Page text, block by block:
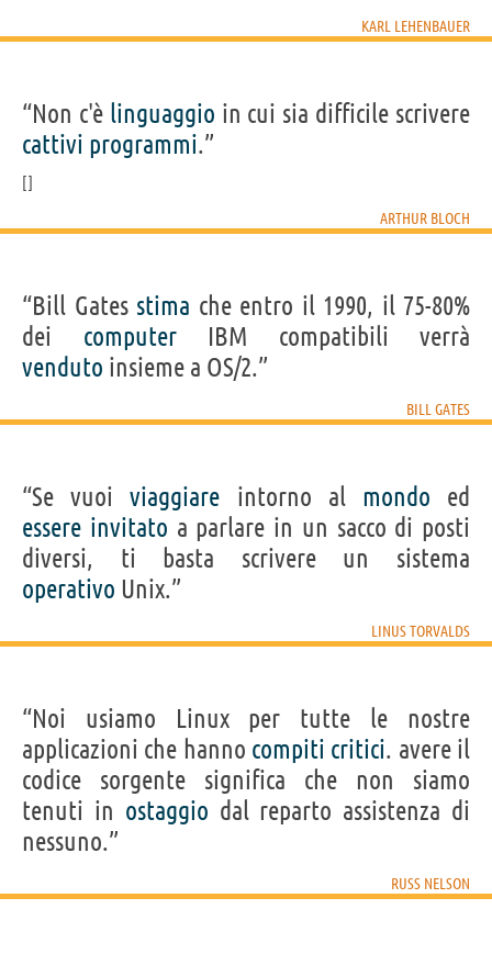
KARL LEHENBAUER
“Non c'è linguaggio in cui sia difficile scrivere
cattivi programmi.”
ARTHUR BLOCH
“Bill Gates stima che entro il 1990, il 75-80%
dei computerIBM compatibili verrà
venduto insieme a OS/2.”
BILL GATES
“Se vuoiviaggiare intorno al mondo ed
essere invitato a parlare in un sacco di posti
diversi, ti basta scrivere un sistema
operativo Unix.”
LINUS TORVALDS
“Noi usiamo Linux per tutte le nostre
applicazioni che hanno compiti critici. avere il
codice sorgente significa che non siamo
tenuti in ostaggio dal reparto assistenza di
nessuno.”
RUSS NELSON